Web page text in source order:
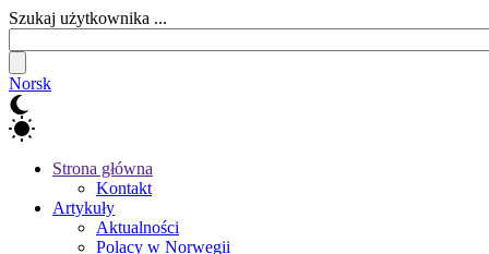
Szukaj użytkownika ...
Norsk
Strona główna
Kontakt
Artykuły
Aktualności
Polacy w Norwegii